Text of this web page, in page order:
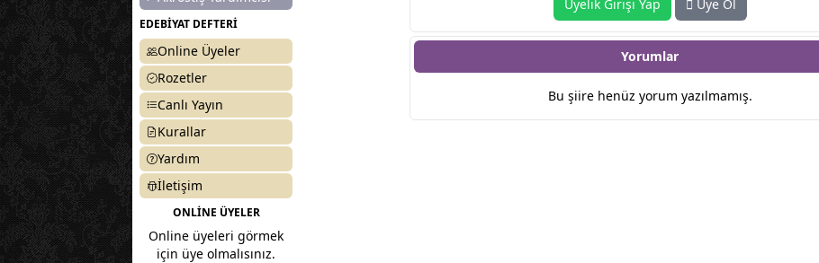
EDEBİYAT DEFTERİ
Online Üyeler
Rozetler
Canlı Yayın
Kurallar
Yardım
İletişim
ONLİNE ÜYELER
Online üyeleri görmek
için üye olmalısınız.
Üyelik Girişi Yap Üye Ol
Yorumlar
Bu şiire henüz yorum yazılmamış.